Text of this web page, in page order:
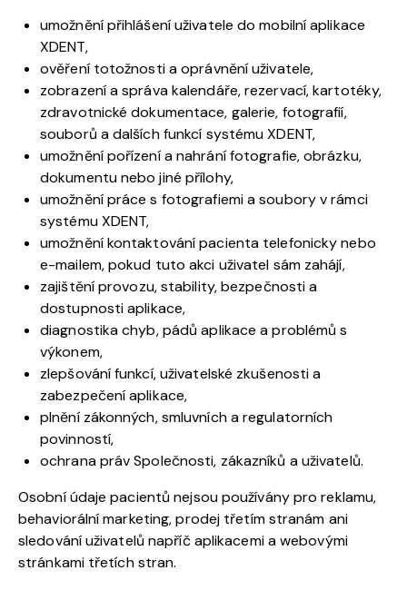
umožnění přihlášení uživatele do mobilní aplikace
XDENT,
ověření totožnosti a oprávnění uživatele,
zobrazení a správa kalendáře, rezervací, kartotéky,
zdravotnické dokumentace, galerie, fotografií,
souborů a dalších funkcí systému XDENT,
umožnění pořízení a nahrání fotografie, obrázku,
dokumentu nebo jiné přílohy,
umožnění práce s fotografiemi a soubory v rámci
systému XDENT,
umožnění kontaktování pacienta telefonicky nebo
e-mailem, pokud tuto akci uživatel sám zahájí,
zajištění provozu, stability, bezpečnosti a
dostupnosti aplikace,
diagnostika chyb, pádů aplikace a problémů s
výkonem,
zlepšování funkcí, uživatelské zkušenosti a
zabezpečení aplikace,
plnění zákonných, smluvních a regulatorních
povinností,
ochrana práv Společnosti, zákazníků a uživatelů.
Osobní údaje pacientů nejsou používány pro reklamu,
behaviorální marketing, prodej třetím stranám ani
sledování uživatelů napříč aplikacemi a webovými
stránkami třetích stran.